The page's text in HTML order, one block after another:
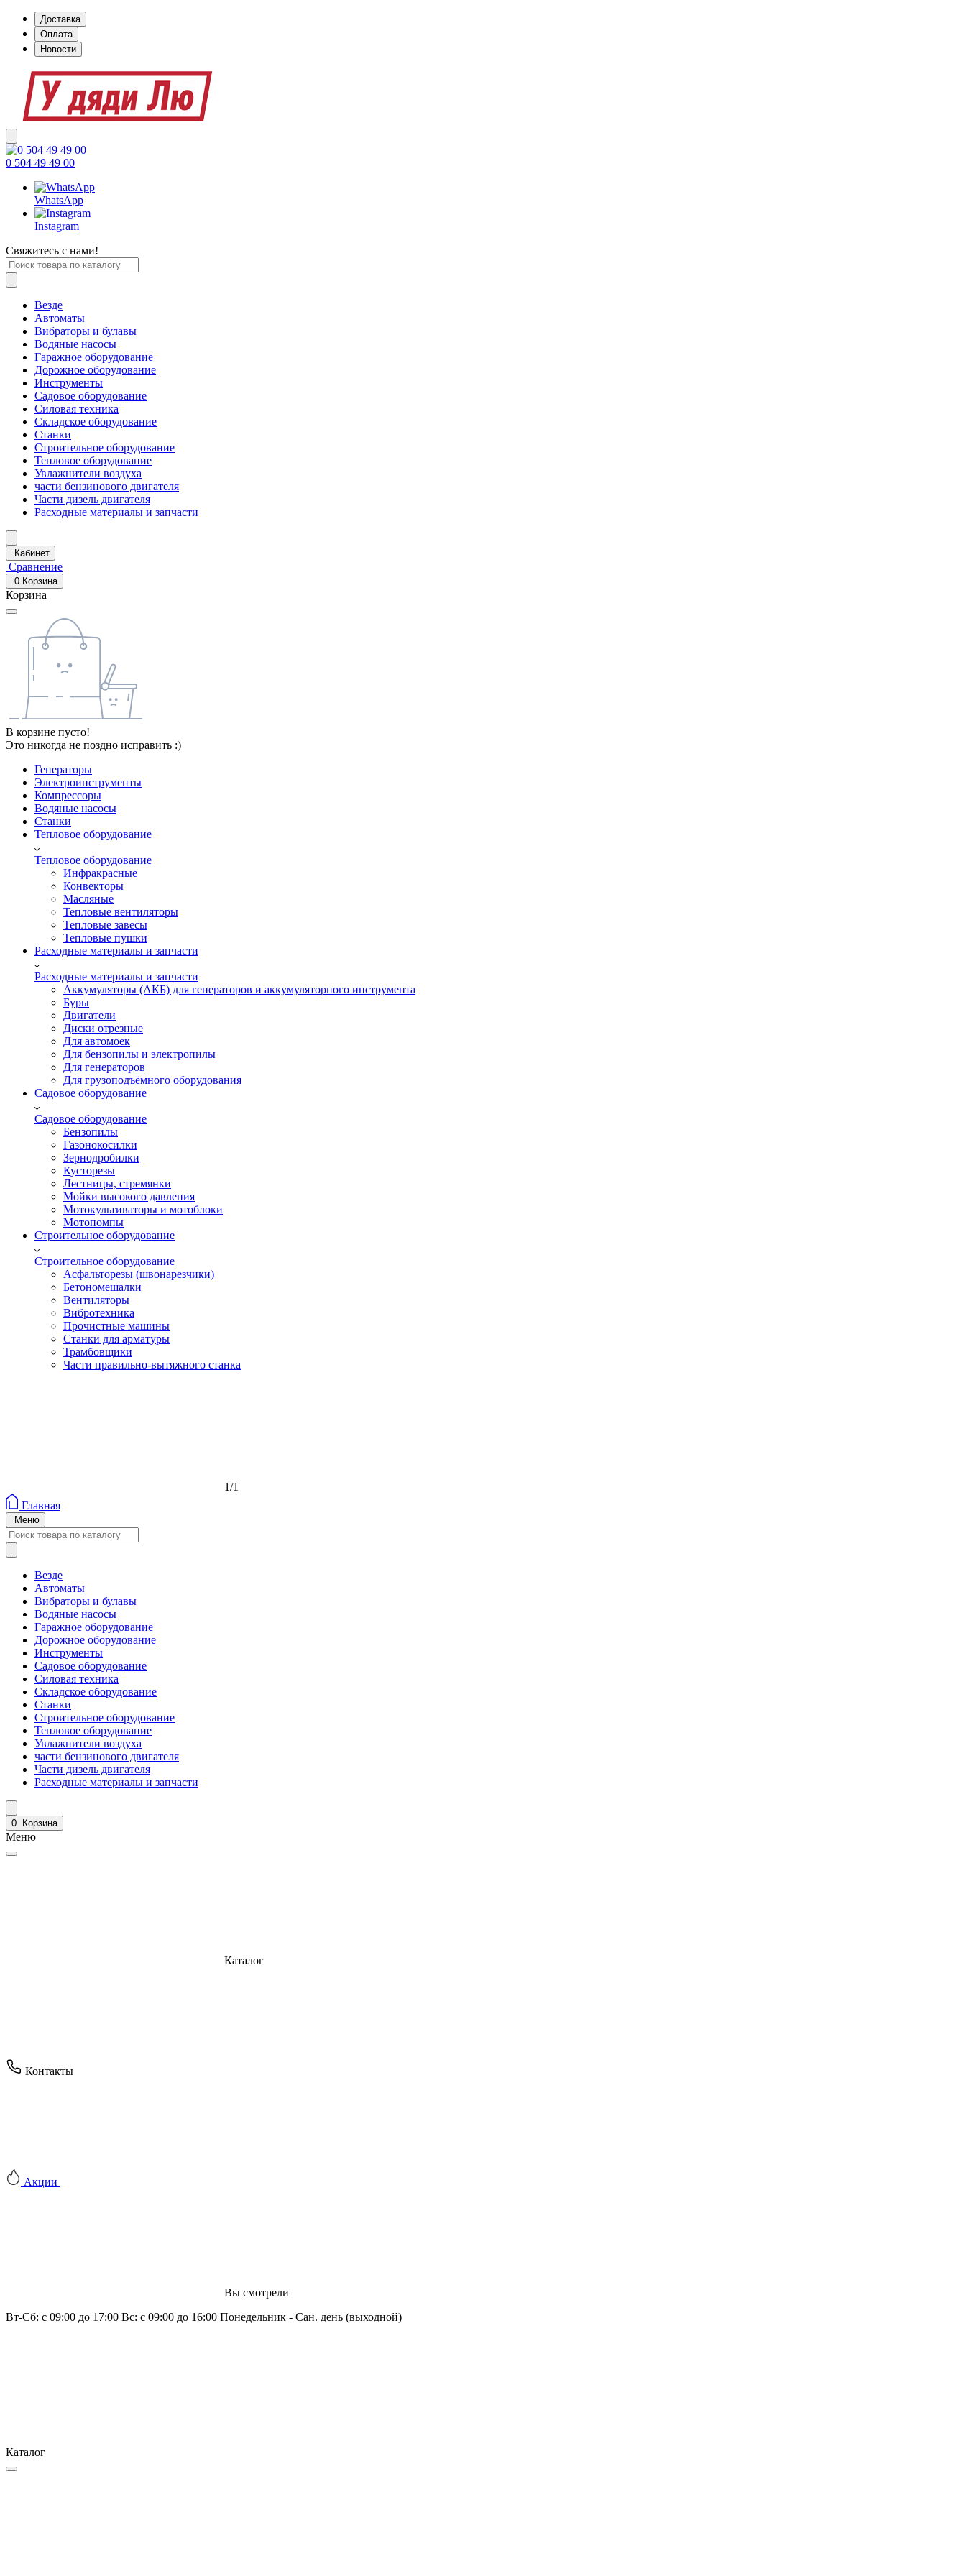
Доставка
Оплата
Новости
0 504 49 49 00
WhatsApp
Instagram
Свяжитесь с нами!
Везде
Автоматы
Вибраторы и булавы
Водяные насосы
Гаражное оборудование
Дорожное оборудование
Инструменты
Садовое оборудование
Силовая техника
Складское оборудование
Станки
Строительное оборудование
Тепловое оборудование
Увлажнители воздуха
части бензинового двигателя
Части дизель двигателя
Расходные материалы и запчасти
Кабинет
Сравнение
0 Корзина
Корзина
В корзине пусто!
Это никогда не поздно исправить :)
Генераторы
Электроинструменты
Компрессоры
Водяные насосы
Станки
Тепловое оборудование
Тепловое оборудование
Инфракрасные
Конвекторы
Масляные
Тепловые вентиляторы
Тепловые завесы
Тепловые пушки
Расходные материалы и запчасти
Расходные материалы и запчасти
Аккумуляторы (АКБ) для генераторов и аккумуляторного инструмента
Буры
Двигатели
Диски отрезные
Для автомоек
Для бензопилы и электропилы
Для генераторов
Для грузоподъёмного оборудования
Садовое оборудование
Садовое оборудование
Бензопилы
Газонокосилки
Зернодробилки
Кусторезы
Лестницы, стремянки
Мойки высокого давления
Мотокультиваторы и мотоблоки
Мотопомпы
Строительное оборудование
Строительное оборудование
Асфальторезы (швонарезчики)
Бетономешалки
Вентиляторы
Вибротехника
Прочистные машины
Станки для арматуры
Трамбовщики
Части правильно-вытяжного станка
1/1
Главная
Меню
Везде
Автоматы
Вибраторы и булавы
Водяные насосы
Гаражное оборудование
Дорожное оборудование
Инструменты
Садовое оборудование
Силовая техника
Складское оборудование
Станки
Строительное оборудование
Тепловое оборудование
Увлажнители воздуха
части бензинового двигателя
Части дизель двигателя
Расходные материалы и запчасти
0 Корзина
Меню
Каталог
Контакты
Акции
Вы смотрели
Вт-Сб: с 09:00 до 17:00 Вс: с 09:00 до 16:00 Понедельник - Сан. день (выходной)
Каталог